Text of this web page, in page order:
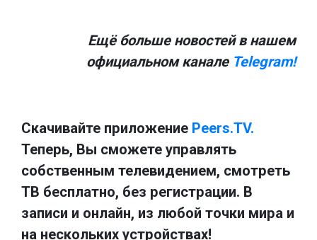
Ещё больше новостей в нашем
официальном канале Telegram!
Скачивайте приложение Peers.TV.
Теперь, Вы сможете управлять
собственным телевидением, смотреть
ТВ бесплатно, без регистрации. В
записи и онлайн, из любой точки мира и
на нескольких устройствах!